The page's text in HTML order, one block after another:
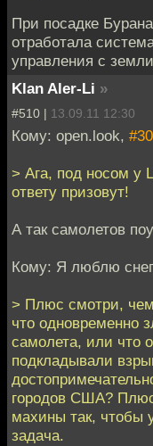
При посадке
отработала
управления с земли
Klan Aler-Li »
#510 | 13.09.11 12:30
Кому: open.look,
> Ага, под носом
ответу призовут!
А так самолетов
Кому: Я люблю
> Плюс смотри,
что одновременно
самолета, или что
подкладывали
городов США?
махины так, чтобы
задача.